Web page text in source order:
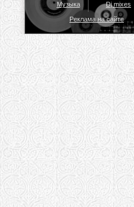
Музыка Dj mixes
Реклама на сайте